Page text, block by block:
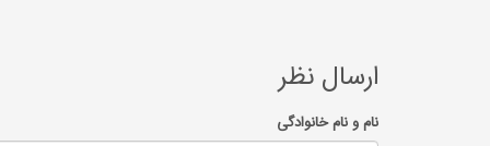
ارسال نظر
نام و نام خانوادگی